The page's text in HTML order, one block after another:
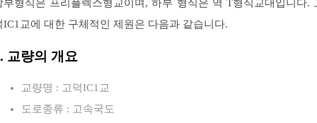
부형식은 프리플렉스형교이며, 하부 형식은 역 T형식교대입니다.
IC1교에 대한 구체적인 제원은 다음과 같습니다.
교량의 개요
교량명 : 고덕IC1교
도로종류 : 고속국도